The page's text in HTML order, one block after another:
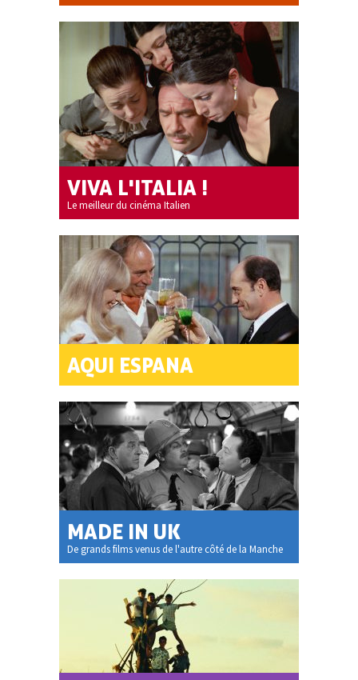
VIVA L'ITALIA !
Le meilleur du cinéma Italien
AQUI ESPANA
MADE IN UK
De grands films venus de l'autre côté de la Manche